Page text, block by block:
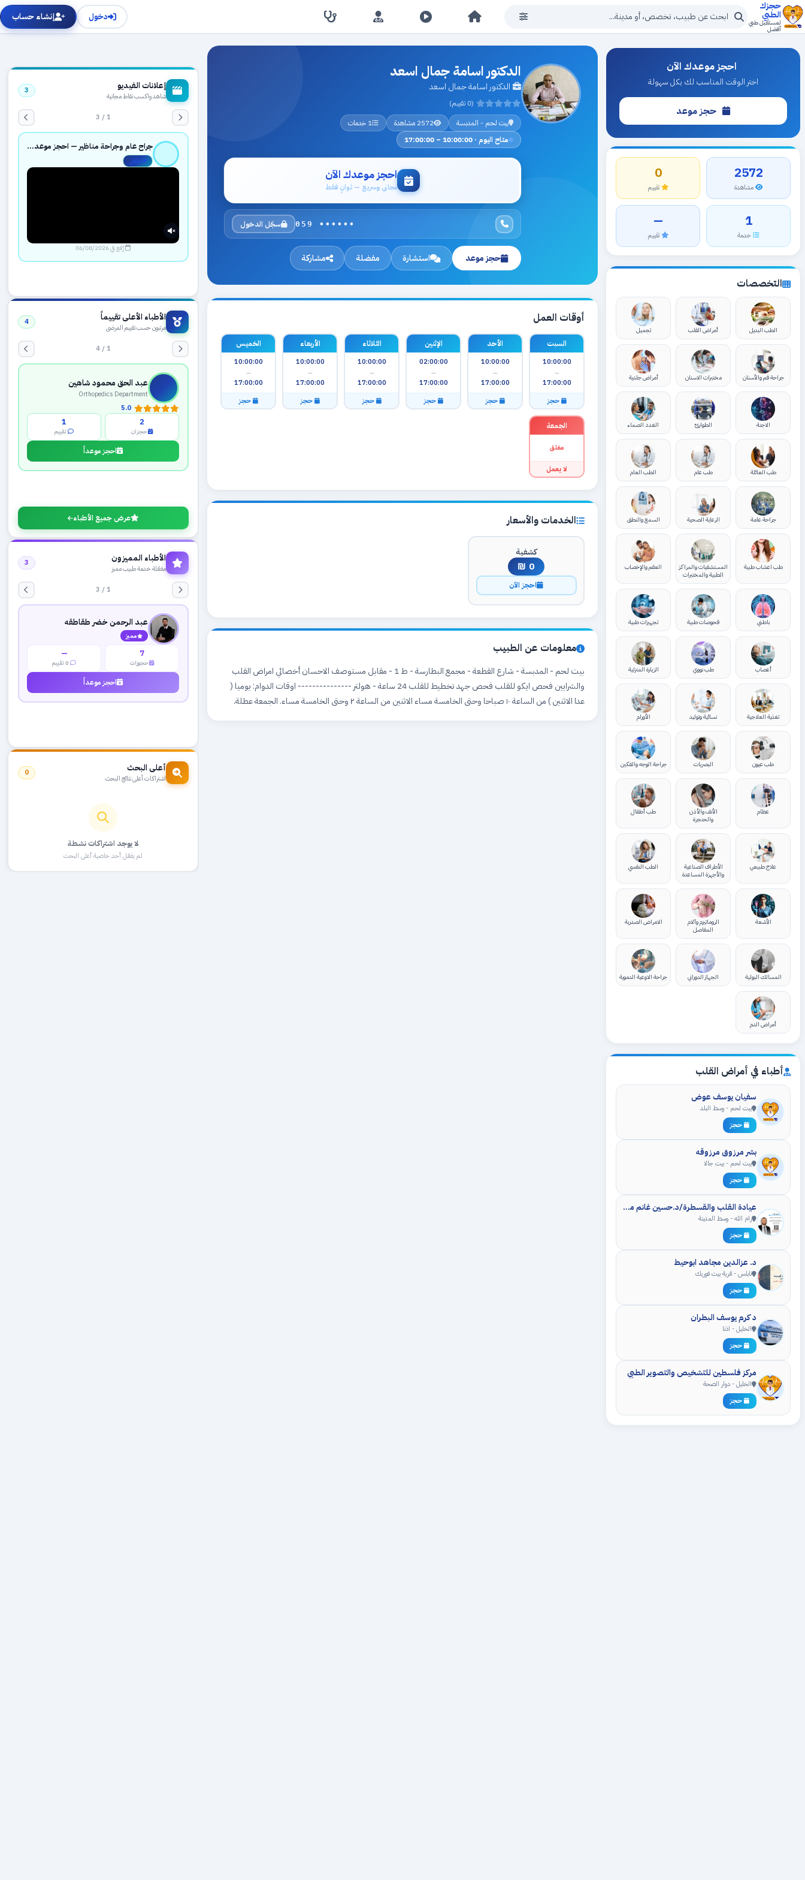
حجزك
الطبي
لمستقبل طبي
أفضل
دخول إنشاء حساب
احجز موعدك الآن
اختر الوقت المناسب لك بكل سهولة
حجز موعد
2572
مشاهدة
0
تقييم
1
خدمة
—
تقييم
التخصصات
الطب البديل أمراض القلب تجميل
جراحة فم والأسنان مختبرات الاسنان أمراض جلدية
الاجنة الطوارئ الغدد الصماء
طب العائلة طب عام الطب العام
جراحة عامة الرعاية الصحية السمع والنطق
طب اعشاب طبية
المستشفيات والمراكز
الطبية والمختبرات
العقم والإخصاب
باطني فحوصات طبية تجهيزات طبية
أعصاب طب نووي الزيارة المنزلية
تغذية العلاجية نسائية وتوليد الأورام
طب عيون البصريات جراحة الوجه والفكين
عظام
الأنف والأذن
والحنجرة
طب أطفال
علاج طبيعي
الأطراف الصناعية
والأجهزة المساعدة
الطب النفسي
الأشعة
الروماتيزم وآلام
المفاصل
الامراض الصدرية
المسالك البولية الجهاز الدوراني جراحة الاوعية الدموية
أمراض الدم
أطباء في أمراض القلب
سفيان يوسف عوض
بيت لحم - وسط البلد
حجز
بشر مرزوق مرزوقه
بيت لحم - بيت جالا
حجز
عيادة القلب والقسطرة/د.حسين غانم محمد غنام
رام الله - وسط المدينة
حجز
د. عزالدين مجاهد ابوحيط
نابلس - قرية بيت فوريك
حجز
د كرم يوسف البطران
الخليل - اذنا
حجز
مركز فلسطين للتشخيص والتصوير الطبي
الخليل - دوار الصحة
حجز
الدكتور اسامة جمال اسعد
الدكتور اسامة جمال اسعد
(0 تقييم)
بيت لحم - المدبسة
2572 مشاهدة
1 خدمات
متاح اليوم · 10:00:00 – 17:00:00
احجز موعدك الآن
مجاني وسريع — ثوانٍ فقط
059 •••••• سجّل الدخول
حجز موعد استشارة مفضلة مشاركة
أوقات العمل
السبت
10:00:00
—
17:00:00
حجز
الأحد
10:00:00
—
17:00:00
حجز
الإثنين
02:00:00
—
17:00:00
حجز
الثلاثاء
10:00:00
—
17:00:00
حجز
الأربعاء
10:00:00
—
17:00:00
حجز
الخميس
10:00:00
—
17:00:00
حجز
الجمعة
مغلق
لا يعمل
الخدمات والأسعار
كشفية
0 ₪
احجز الآن
معلومات عن الطبيب
بيت لحم - المدبسة - شارع القطعة - مجمع البطارسة - ط 1 - مقابل مستوصف الاحسان أخصائي امراض القلب
والشرايين فحص ايكو للقلب فحص جهد تخطيط للقلب 24 ساعة - هولتر --------------- اوقات الدوام: يوميا (
عدا الاثنين ) من الساعة ١٠ صباحا وحتى الخامسة مساء الاثنين من الساعة ٢ وحتى الخامسة مساء. الجمعة عطلة.
إعلانات الفيديو
شاهد واكسب نقاط مجانية
3
1 / 3
جراح عام وجراحة مناظير — احجز موعدك بثقة عبر حجزك الطبي
مفعّل
رُفع في 06/08/2026
الأطباء الأعلى تقييماً
مرتبون حسب تقييم المرضى
4
1 / 4
عبد الحق محمود شاهين
Orthopedics Department
5.0
2
حجزان
1
تقييم
احجز موعداً
عرض جميع الأطباء
الأطباء المميزون
مفعّلة خدمة طبيب مميز
3
1 / 3
عبد الرحمن خضر طقاطقه
مميز
7
حجوزات
—
احجز موعداً
أعلى البحث
اشتراكات أعلى نتائج البحث
0
لا يوجد اشتراكات نشطة
لم يفعّل أحد خاصية أعلى البحث